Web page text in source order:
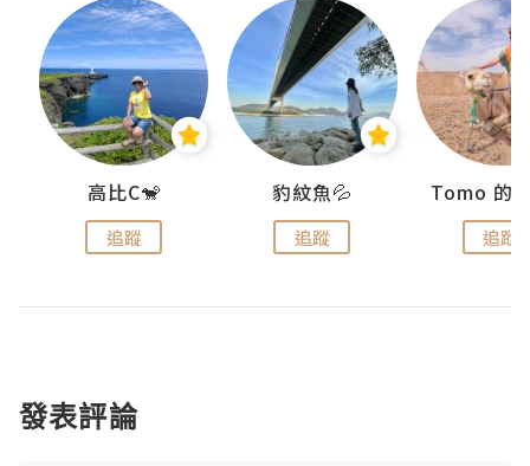
高比C🐒
追蹤
豹紋魚💦
追蹤 追蹤
發表評論